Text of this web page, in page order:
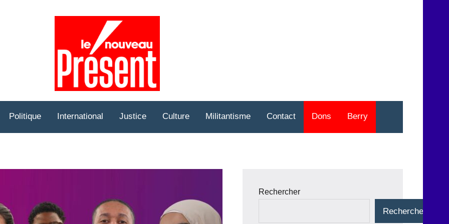
Politique International Justice Culture Militantisme Contact Dons Berry
Rechercher
Rechercher